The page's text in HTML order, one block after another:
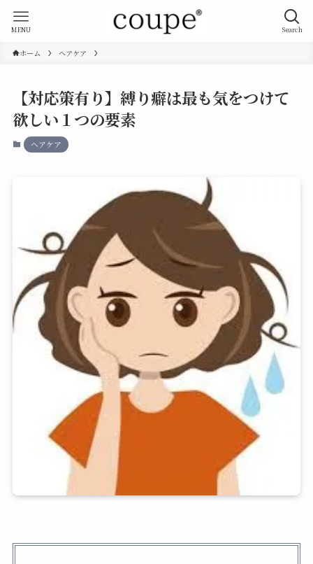
Search
MENU
ホーム ヘアケア
【対応策有り】縛り癖は最も気をつけて
欲しい１つの要素
ヘアケア